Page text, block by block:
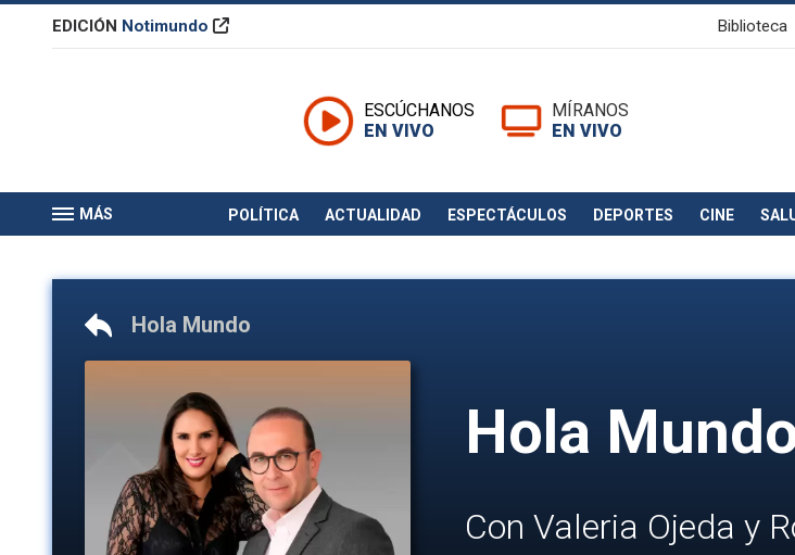
EDICIÓN Notimundo Biblioteca
ESCÚCHANOS
EN VIVO
MÍRANOS
EN VIVO
MÁS POLÍTICA ACTUALIDAD ESPECTÁCULOS DEPORTES CINE
Hola Mundo
Hola
Con Valeria Ojeda y